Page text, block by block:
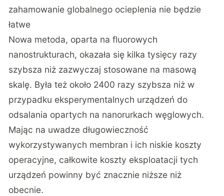
zahamowanie globalnego ocieplenia nie będzie
łatwe
Nowa metoda, oparta na fluorowych
nanostrukturach, okazała się kilka tysięcy razy
szybsza niż zazwyczaj stosowane na masową
skalę. Była też około 2400 razy szybsza niż w
przypadku eksperymentalnych urządzeń do
odsalania opartych na nanorurkach węglowych.
Mając na uwadze długowieczność
wykorzystywanych membran i ich niskie koszty
operacyjne, całkowite koszty eksploatacji tych
urządzeń powinny być znacznie niższe niż
obecnie.